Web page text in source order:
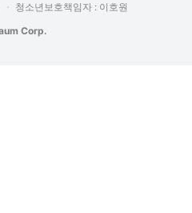
청소년보호책임자 : 이호원
Corp.